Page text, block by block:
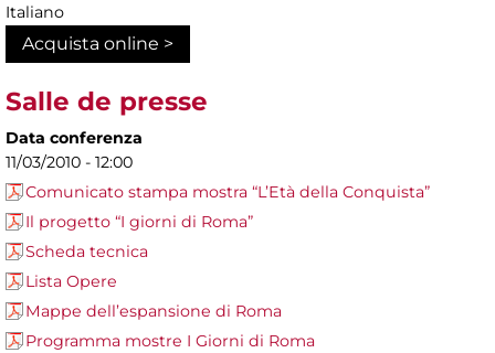
Italiano
Acquista online >
Salle de presse
Data conferenza
11/03/2010 - 12:00
Comunicato stampa mostra “L’Età della Conquista”
Il progetto “I giorni di Roma”
Scheda tecnica
Lista Opere
Mappe dell’espansione di Roma
Programma mostre I Giorni di Roma